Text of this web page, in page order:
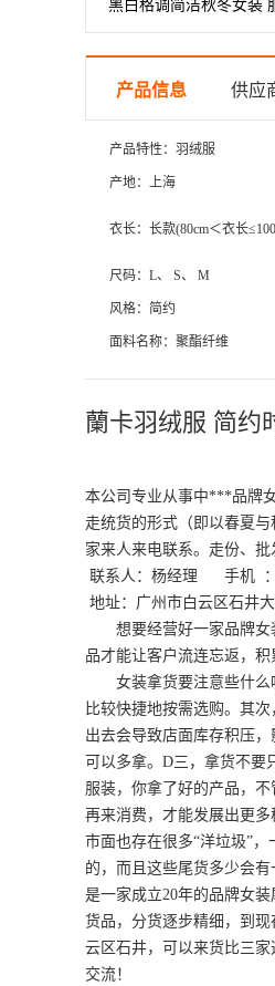
黑白格调简洁秋冬女装
产品信息 供应
产品特性：羽绒服
产地：上海
衣长：长款(80cm＜衣长
尺码：L、 S、 M
风格：简约
面料名称：聚酯纤维
里料：涂层防脱绒
是否连帽：连帽
蘭卡羽绒服 简约
本公司专业从事中***品牌
走统货的形式（即以春夏
家来人来电联系。走份、
联系人：杨经理 手机 ：
地址：广州市白云区石井
想要经营好一家品牌女装
品才能让客户流连忘返，积
女装拿货要注意些什么呢
比较快捷地按需选购。其
出去会导致店面库存积压
可以多拿。D三，拿货不要
服装，你拿了好的产品，
再来消费，才能发展出更
市面也存在很多“洋垃圾”
的，而且这些尾货多少会
是一家成立20年的品牌女
货品，分货逐步精细，到
云区石井，可以来货比三
交流！